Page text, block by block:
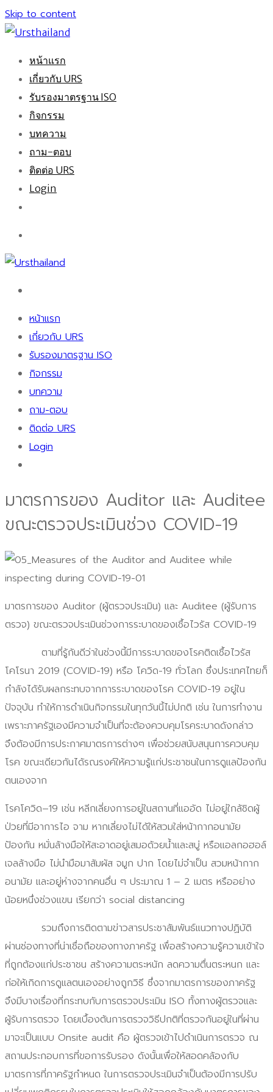
Skip to content
หน้าแรก
เกี่ยวกับ URS
รับรองมาตรฐาน ISO
กิจกรรม
บทความ
ถาม-ตอบ
ติดต่อ URS
Login
หน้าแรก
เกี่ยวกับ URS
รับรองมาตรฐาน ISO
กิจกรรม
บทความ
ถาม-ตอบ
ติดต่อ URS
Login
มาตรการของ Auditor และ Auditee
ขณะตรวจประเมินช่วง COVID-19
มาตรการของ Auditor (ผู้ตรวจประเมิน) และ Auditee (ผู้รับการ
ตรวจ) ขณะตรวจประเมินช่วงการระบาดของเชื้อไวรัส COVID-19
ตามที่รู้กันดีว่าในช่วงนี้มีการระบาดของโรคติดเชื้อไวรัส
โคโรนา 2019 (COVID-19) หรือ โควิด-19 ทั่วโลก ซึ่งประเทศไทยก็
กำลังได้รับผลกระทบจากการระบาดของโรค COVID-19 อยู่ใน
ปัจจุบัน ทำให้การดำเนินกิจกรรมในทุกวันนี้ไม่ปกติ เช่น ในการทำงาน
เพราะภาครัฐเองมีความจำเป็นที่จะต้องควบคุมโรคระบาดดังกล่าว
จึงต้องมีการประกาศมาตรการต่างๆ เพื่อช่วยสนับสนุนการควบคุม
โรค ขณะเดียวกันได้รณรงค์ให้ความรู้แก่ประชาชนในการดูแลป้องกัน
ตนเองจาก
โรคโควิด–19 เช่น หลีกเลี่ยงการอยู่ในสถานที่แออัด ไม่อยู่ใกล้ชิดผู้
ป่วยที่มีอาการไอ จาม หากเลี่ยงไม่ได้ให้สวมใส่หน้ากากอนามัย
ป้องกัน หมั่นล้างมือให้สะอาดอยู่เสมอด้วยน้ำและสบู่ หรือแอลกอฮอล์
เจลล้างมือ ไม่นำมือมาสัมผัส จมูก ปาก โดยไม่จำเป็น สวมหน้ากาก
อนามัย และอยู่ห่างจากคนอื่น ๆ ประมาณ 1 – 2 เมตร หรืออย่าง
น้อยหนึ่งช่วงแขน เรียกว่า social distancing
รวมถึงการติดตามข่าวสารประชาสัมพันธ์แนวทางปฏิบัติ
ผ่านช่องทางที่น่าเชื่อถือของทางภาครัฐ เพื่อสร้างความรู้ความเข้าใจ
ที่ถูกต้องแก่ประชาชน สร้างความตระหนัก ลดความตื่นตระหนก และ
ก่อให้เกิดการดูแลตนเองอย่างถูกวิธี ซึ่งจากมาตรการของภาครัฐ
จึงมีบางเรื่องที่กระทบกับการตรวจประเมิน ISO ทั้งทางผู้ตรวจและ
ผู้รับการตรวจ โดยเบื้องต้นการตรวจวิธีปกติที่ตรวจกันอยู่ในที่ผ่าน
มาจะเป็นแบบ Onsite audit คือ ผู้ตรวจเข้าไปดำเนินการตรวจ ณ
สถานประกอบการที่ขอการรับรอง ดังนั้นเพื่อให้สอดคล้องกับ
มาตรการที่ภาครัฐกำหนด ในการตรวจประเมินจำเป็นต้องมีการปรับ